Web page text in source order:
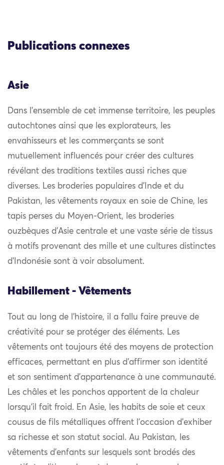
Publications connexes
Asie
Dans l’ensemble de cet immense territoire, les peuples
autochtones ainsi que les explorateurs, les
envahisseurs et les commerçants se sont
mutuellement influencés pour créer des cultures
révélant des traditions textiles aussi riches que
diverses. Les broderies populaires d’Inde et du
Pakistan, les vêtements royaux en soie de Chine, les
tapis perses du Moyen-Orient, les broderies
ouzbèques d’Asie centrale et une vaste série de tissus
à motifs provenant des mille et une cultures distinctes
d’Indonésie sont à voir absolument.
Habillement - Vêtements
Tout au long de l’histoire, il a fallu faire preuve de
créativité pour se protéger des éléments. Les
vêtements ont toujours été des moyens de protection
efficaces, permettant en plus d’affirmer son identité
et son sentiment d’appartenance à une communauté.
Les châles et les ponchos apportent de la chaleur
lorsqu’il fait froid. En Asie, les habits de soie et ceux
cousus de fils métalliques offrent l’occasion d’exhiber
sa richesse et son statut social. Au Pakistan, les
vêtements d’enfants sur lesquels sont brodés des